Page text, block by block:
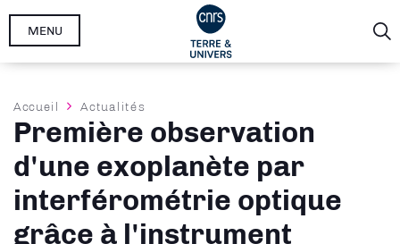
Aller
MENU
Fil
d'Ariane
Accueil Actualités
Première observation
d'une exoplanète par
interférométrie optique
grâce à l'instrument